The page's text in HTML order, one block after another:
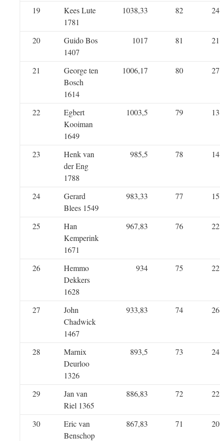
19
Kees Lute
1781
1038,33 82 24
20
Guido Bos
1407
1017 81 21
21
George ten
Bosch
1614
1006,17 80 27
22
Egbert
Kooiman
1649
1003,5 79 13
23
Henk van
der Eng
1788
985,5 78 14
24
Gerard
Blees 1549
983,33 77 15
25
Han
Kemperink
1671
967,83 76 22
26
Hemmo
Dekkers
1628
934 75 22
27
John
Chadwick
1467
933,83 74 26
28
Marnix
Deurloo
1326
893,5 73 24
29
Jan van
Riel 1365
886,83 72 22
30
Eric van
Benschop
867,83 71 20